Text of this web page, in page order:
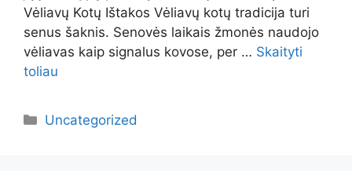
Vėliavų Kotų Ištakos Vėliavų kotų tradicija turi
senus šaknis. Senovės laikais žmonės naudojo
vėliavas kaip signalus kovose, per … Skaityti
toliau
Kategorijos
Uncategorized